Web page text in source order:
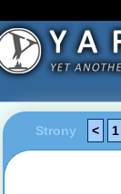
Strony < 1